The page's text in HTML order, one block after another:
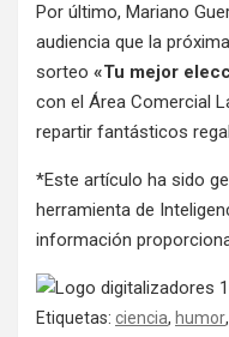
Por último, Mariano
audiencia que la
sorteo «Tu mejor
con el Área Comercial
repartir fantásticos
*Este artículo ha sido
herramienta de
información
Etiquetas: ciencia, humor,